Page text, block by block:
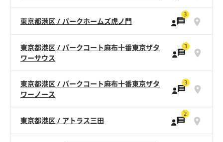
東京都港区 / パークホームズ虎ノ門
3
東京都港区 / パークコート麻布十番東京ザタ
ワーサウス
3
東京都港区 / パークコート麻布十番東京ザタ
ワーノース
3
東京都港区 / アトラス三田
2